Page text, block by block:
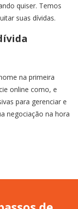
quiser. Temos
suas dívidas.
na primeira
online como, e
para gerenciar e
negociação na hora